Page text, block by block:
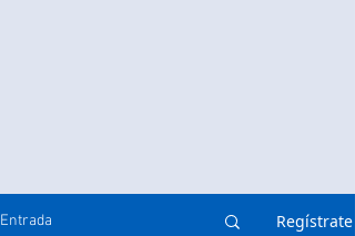
Entrada Regístrate